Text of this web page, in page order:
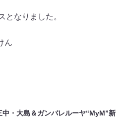
となりました。
ん
中・大島＆ガンバレルーヤ“MyM”新